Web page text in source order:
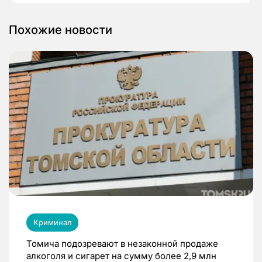
Похожие новости
Криминал
Томича подозревают в незаконной продаже
алкоголя и сигарет на сумму более 2,9 млн